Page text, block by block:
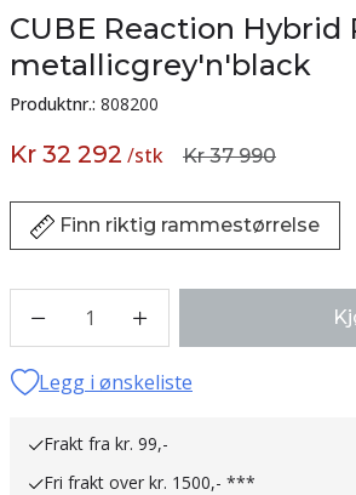
CUBE Reaction Hybrid
metallicgrey'n'black
Produktnr.: 808200
Kr 32 292 /stk Kr 37 990
Finn riktig rammestørrelse
1
Legg i ønskeliste
Frakt fra kr. 99,-
Fri frakt over kr. 1500,- ***